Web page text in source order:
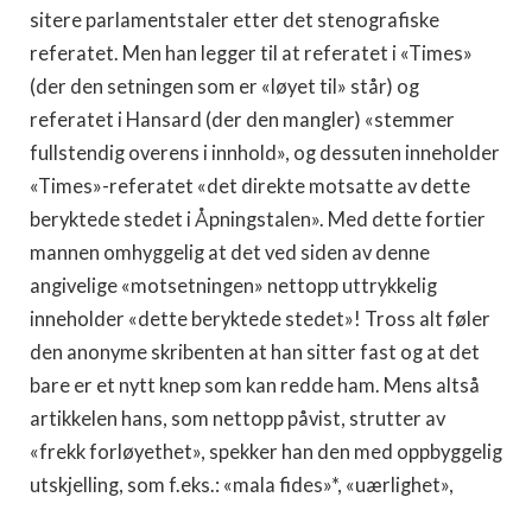
sitere parlamentstaler etter det stenografiske
referatet. Men han legger til at referatet i «Times»
(der den setningen som er «løyet til» står) og
referatet i Hansard (der den mangler) «stemmer
fullstendig overens i inn­hold», og dessuten inneholder
«Times»-referatet «det direkte motsatte av dette
beryktede stedet i Åpningstalen». Med dette fortier
mannen omhyggelig at det ved siden av denne
angivelige «motsetningen» nettopp uttrykkelig
inneholder «dette beryktede stedet»! Tross alt føler
den anonyme skribenten at han sitter fast og at det
bare er et nytt knep som kan redde ham. Mens altså
ar­tikkelen hans, som nettopp påvist, strutter av
«frekk forløyethet», spekker han den med oppbyggelig
utskjelling, som f.eks.: «mala fides»*, «uærlighet»,